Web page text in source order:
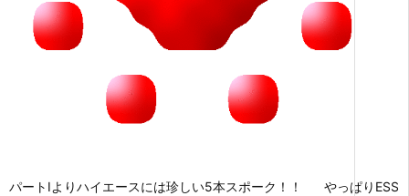
パートⅠよりハイエースには珍しい5本スポーク！！ やっぱりESS